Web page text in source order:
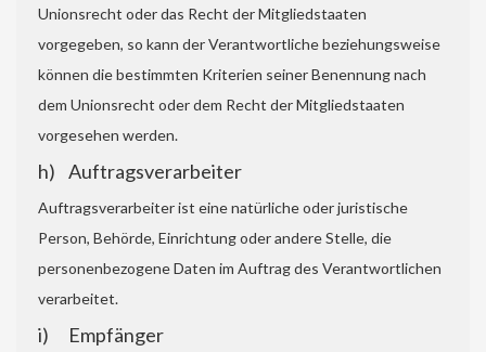
Unionsrecht oder das Recht der Mitgliedstaaten
vorgegeben, so kann der Verantwortliche beziehungsweise
können die bestimmten Kriterien seiner Benennung nach
dem Unionsrecht oder dem Recht der Mitgliedstaaten
vorgesehen werden.
h) Auftragsverarbeiter
Auftragsverarbeiter ist eine natürliche oder juristische
Person, Behörde, Einrichtung oder andere Stelle, die
personenbezogene Daten im Auftrag des Verantwortlichen
verarbeitet.
i) Empfänger